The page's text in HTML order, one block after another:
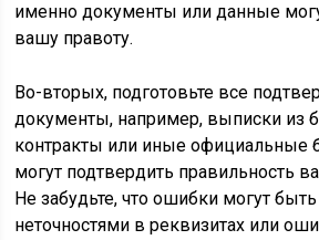
именно документы или данные
вашу правоту.
Во-вторых, подготовьте все
документы, например, выписки из
контракты или иные официальные
могут подтвердить правильность
Не забудьте, что ошибки могут
неточностями в реквизитах или